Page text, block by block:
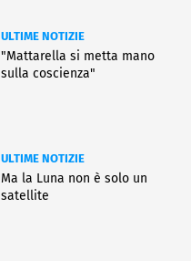
ULTIME NOTIZIE
"Mattarella si metta mano
sulla coscienza"
ULTIME NOTIZIE
Ma la Luna non è solo un
satellite